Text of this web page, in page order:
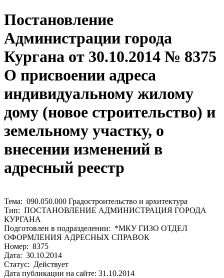
Постановление
Администрации города
Кургана от 30.10.2014 № 8375
О присвоении адреса
индивидуальному жилому
дому (новое строительство) и
земельному участку, о
внесении изменений в
адресный реестр
Тема: 090.050.000 Градостроительство и архитектура
Тип: ПОСТАНОВЛЕНИЕ АДМИНИСТРАЦИЯ ГОРОДА
КУРГАНА
Подготовлен в подразделении: *МКУ ГИЗО ОТДЕЛ
ОФОРМЛЕНИЯ АДРЕСНЫХ СПРАВОК
Номер: 8375
Дата: 30.10.2014
Статус: Действует
Дата публикации на сайте: 31.10.2014